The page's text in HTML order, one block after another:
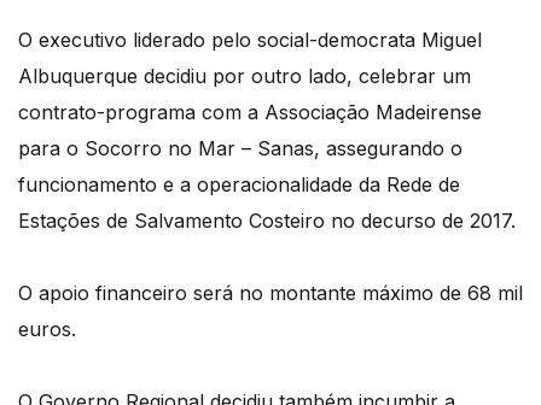
O executivo liderado pelo social-democrata Miguel
Albuquerque decidiu por outro lado, celebrar um
contrato-programa com a Associação Madeirense
para o Socorro no Mar – Sanas, assegurando o
funcionamento e a operacionalidade da Rede de
Estações de Salvamento Costeiro no decurso de 2017.
O apoio financeiro será no montante máximo de 68 mil
euros.